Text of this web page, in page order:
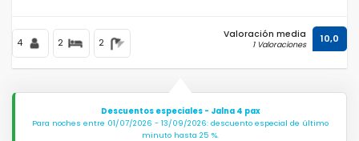
Distancias
Confort
4 2 2
Valoración media
1 Valoraciones 10,0
Descuentos especiales - Jalna 4 pax
Para noches entre 01/07/2026 - 13/09/2026: descuento especial de último
minuto hasta 25 %.